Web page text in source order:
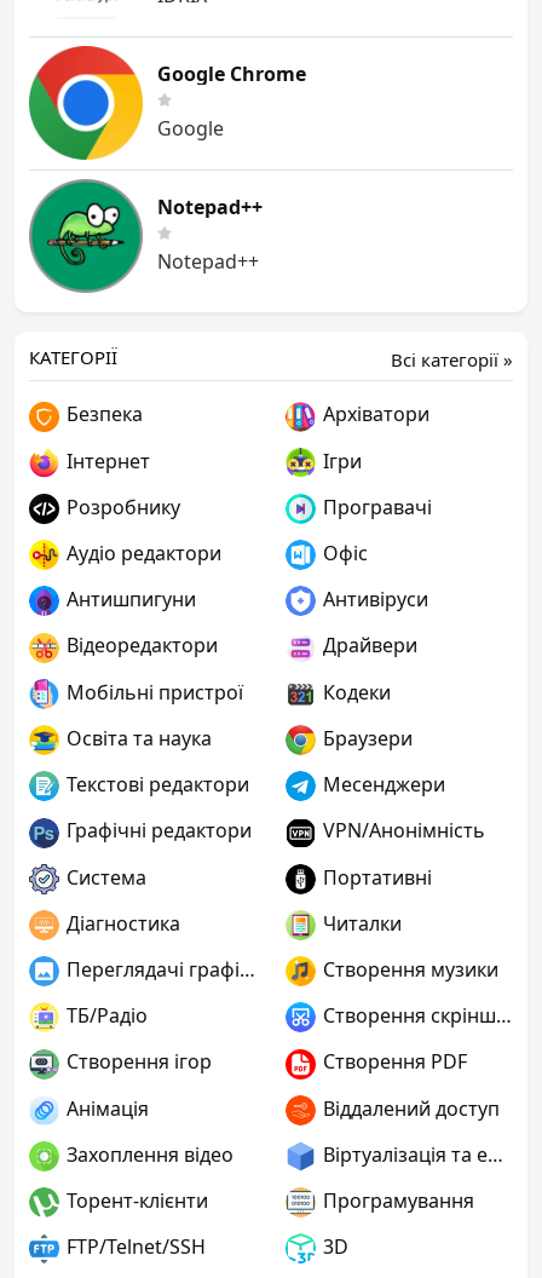
Google Chrome
Google
Notepad++
Notepad++
Всі категорії »
КАТЕГОРІЇ
Безпека
Архіватори
Інтернет
Ігри
Розробнику
Програвачі
Аудіо редактори
Офіс
Антишпигуни
Антивіруси
Відеоредактори
Драйвери
Мобільні пристрої
Кодеки
Освіта та наука
Браузери
Текстові редактори
Месенджери
Графічні редактори
VPN/Анонімність
Система
Портативні
Діагностика
Читалки
Переглядачі графіки
Створення музики
ТБ/Радіо
Створення скріншотів
Створення ігор
Створення PDF
Анімація
Віддалений доступ
Захоплення відео
Віртуалізація та емуляція
Торент-клієнти
Програмування
FTP/Telnet/SSH
3D